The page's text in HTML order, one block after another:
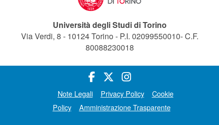
Università degli Studi di Torino
Via Verdi, 8 - 10124 Torino - P.I. 02099550010- C.F.
80088230018
Note Legali Privacy Policy
Cookie
Policy
Amministrazione Trasparente